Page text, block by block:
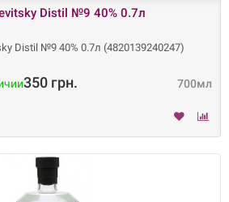
Distil №9 40% 0.7л
Distil №9 40% 0.7л (4820139240247)
700мл
350 грн.